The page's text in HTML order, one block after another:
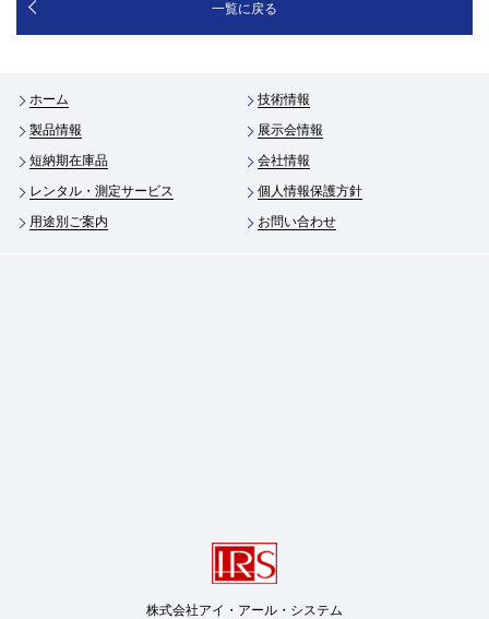
一覧に戻る
ホーム
技術情報
製品情報
展示会情報
短納期在庫品
会社情報
レンタル・測定サービス
個人情報保護方針
用途別ご案内
お問い合わせ
株式会社アイ・アール・システム